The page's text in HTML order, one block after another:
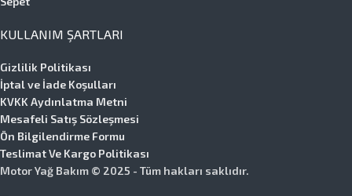
KULLANIM ŞARTLARI
Gizlilik Politikası
İptal ve İade Koşulları
KVKK Aydınlatma Metni
Mesafeli Satış Sözleşmesi
Ön Bilgilendirme Formu
Teslimat Ve Kargo Politikası
Motor Yağ Bakım © 2025 - Tüm hakları saklıdır.